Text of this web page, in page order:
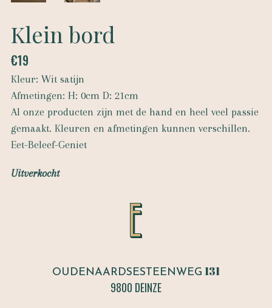
Klein bord
€19
Kleur: Wit satijn
Afmetingen: H: 0cm D: 21cm
Al onze producten zijn met de hand en heel veel passie
gemaakt. Kleuren en afmetingen kunnen verschillen.
Eet-Beleef-Geniet
Uitverkocht
OUDENAARDSESTEENWEG 131
9800 DEINZE